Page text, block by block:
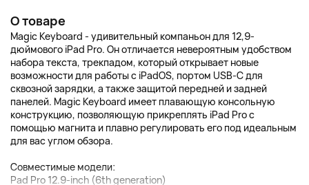
О товаре
Magic Keyboard - удивительный компаньон для 12,9-
дюймового iPad Pro. Он отличается невероятным удобством
набора текста, трекпадом, который открывает новые
возможности для работы с iPadOS, портом USB‑C для
сквозной зарядки, а также защитой передней и задней
панелей. Magic Keyboard имеет плавающую консольную
конструкцию, позволяющую прикреплять iPad Pro с
помощью магнита и плавно регулировать его под идеальным
для вас углом обзора.
Совместимые модели:
Pad Pro 12.9-inch (6th generation)